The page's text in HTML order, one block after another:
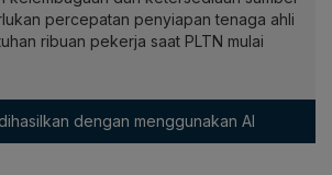
percepatan penyiapan tenaga ahli
ribuan pekerja saat PLTN mulai
dengan menggunakan AI